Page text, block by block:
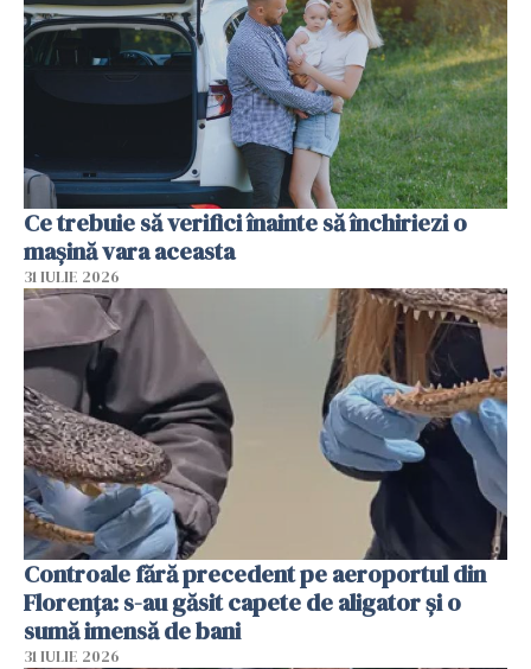
Ce trebuie să verifici înainte să închiriezi o
mașină vara aceasta
31 IULIE 2026
Controale fără precedent pe aeroportul din
Florența: s-au găsit capete de aligator și o
sumă imensă de bani
31 IULIE 2026